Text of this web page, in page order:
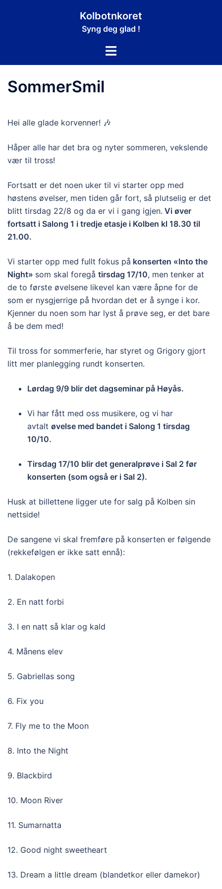
Kolbotnkoret
Syng deg glad !
Toggle
SommerSmil
Hei alle glade korvenner! 🎶
Håper alle har det bra og nyter sommeren, vekslende
vær til tross!
Fortsatt er det noen uker til vi starter opp med
høstens øvelser, men tiden går fort, så plutselig er det
blitt tirsdag 22/8 og da er vi i gang igjen. Vi øver
fortsatt i Salong 1 i tredje etasje i Kolben kl 18.30 til
21.00.
Vi starter opp med fullt fokus på konserten «Into the
Night» som skal foregå tirsdag 17/10, men tenker at
de to første øvelsene likevel kan være åpne for de
som er nysgjerrige på hvordan det er å synge i kor.
Kjenner du noen som har lyst å prøve seg, er det bare
å be dem med!
Til tross for sommerferie, har styret og Grigory gjort
litt mer planlegging rundt konserten.
Lørdag 9/9 blir det dagseminar på Høyås.
Vi har fått med oss musikere, og vi har
avtalt øvelse med bandet i Salong 1 tirsdag
10/10.
Tirsdag 17/10 blir det generalprøve i Sal 2 før
konserten (som også er i Sal 2).
Husk at billettene ligger ute for salg på Kolben sin
nettside!
De sangene vi skal fremføre på konserten er følgende
(rekkefølgen er ikke satt ennå):
1. Dalakopen
2. En natt forbi
3. I en natt så klar og kald
4. Månens elev
5. Gabriellas song
6. Fix you
7. Fly me to the Moon
8. Into the Night
9. Blackbird
10. Moon River
11. Sumarnatta
12. Good night sweetheart
13. Dream a little dream (blandetkor eller damekor)